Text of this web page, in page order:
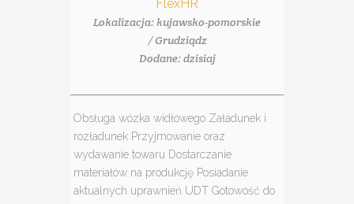
FlexHR
Lokalizacja: kujawsko-pomorskie
/ Grudziądz
Dodane: dzisiaj
Obsługa wózka widłowego Załadunek i
rozładunek Przyjmowanie oraz
wydawanie towaru Dostarczanie
materiałów na produkcję Posiadanie
aktualnych uprawnień UDT Gotowość do